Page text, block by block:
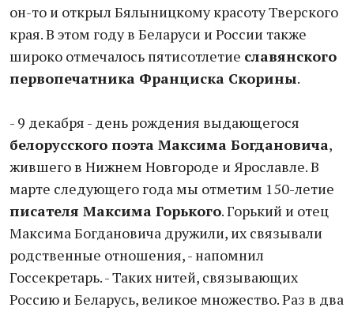
он-то и открыл Бялыницкому красоту Тверского
края. В этом году в Беларуси и России также
широко отмечалось пятисотлетие славянского
первопечатника Франциска Скорины.
- 9 декабря - день рождения выдающегося
белорусского поэта Максима Богдановича,
жившего в Нижнем Новгороде и Ярославле. В
марте следующего года мы отметим 150-летие
писателя Максима Горького. Горький и отец
Максима Богдановича дружили, их связывали
родственные отношения, - напомнил
Госсекретарь. - Таких нитей, связывающих
Россию и Беларусь, великое множество. Раз в два